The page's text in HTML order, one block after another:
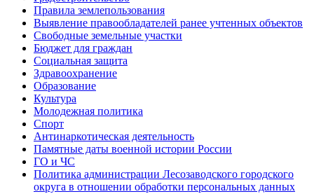
Правила землепользования
Выявление правообладателей ранее учтенных объектов
Свободные земельные участки
Бюджет для граждан
Социальная защита
Здравоохранение
Образование
Культура
Молодежная политика
Спорт
Антинаркотическая деятельность
Памятные даты военной истории России
ГО и ЧС
Политика администрации Лесозаводского городского
округа в отношении обработки персональных данных